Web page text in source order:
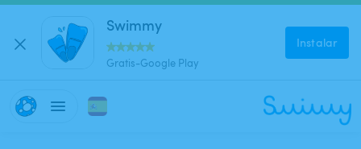
Swimmy
Gratis-Google Play
Instalar